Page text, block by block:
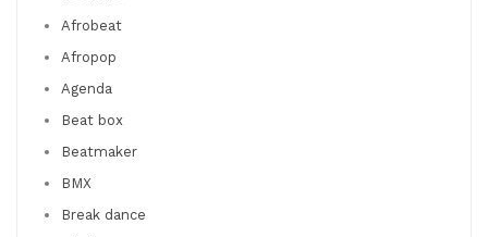
Afrobeat
Afropop
Agenda
Beat box
Beatmaker
BMX
Break dance